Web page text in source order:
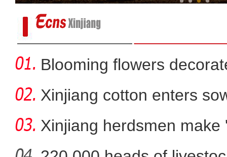
Blooming flowers
Xinjiang cotton enters
Xinjiang herdsmen